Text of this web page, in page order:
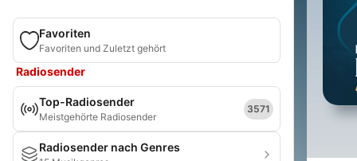
Favoriten
Favoriten und Zuletzt gehört
Radiosender
Top-Radiosender
Meistgehörte Radiosender
3571
Radiosender nach Genres